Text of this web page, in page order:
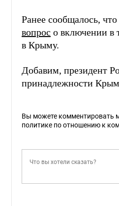
Ранее сообщалось,
вопрос о включении в
в Крыму.
Добавим, президент
принадлежности
Вы можете комментировать
политике по отношению к